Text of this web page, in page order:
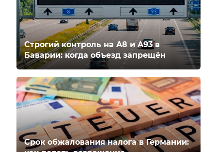
Строгий контроль на A8 и A93 в
Баварии: когда объезд запрещён
Срок обжалования налога в Германии: